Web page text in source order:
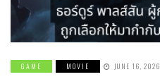
GAME MOVIE JUNE 16, 2026